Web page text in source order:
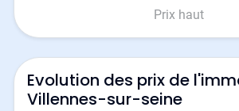
Prix haut
Evolution des prix de
Villennes-sur-seine